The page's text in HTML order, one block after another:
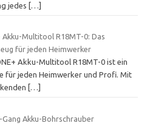
jedes
[…]
Akku-Multitool R18MT-0: Das
für jeden Heimwerker
Akku-Multitool R18MT-0 ist ein
für jeden Heimwerker und Profi. Mit
[…]
Gang Akku-Bohrschrauber